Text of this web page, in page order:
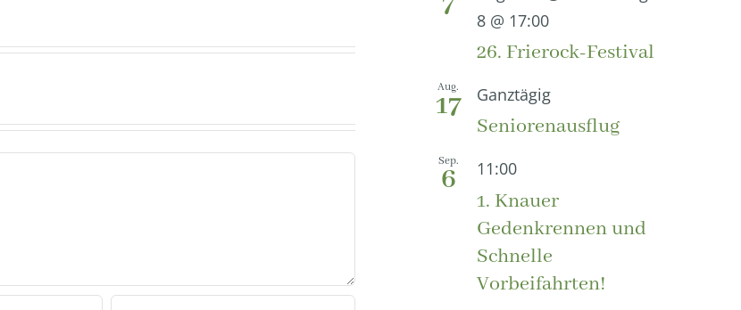
8 @ 17:00
26. Frierock-Festival
Aug.
17 Ganztägig
Seniorenausflug
Sep.
6 11:00
1. Knauer
Gedenkrennen und
Schnelle
Vorbeifahrten!